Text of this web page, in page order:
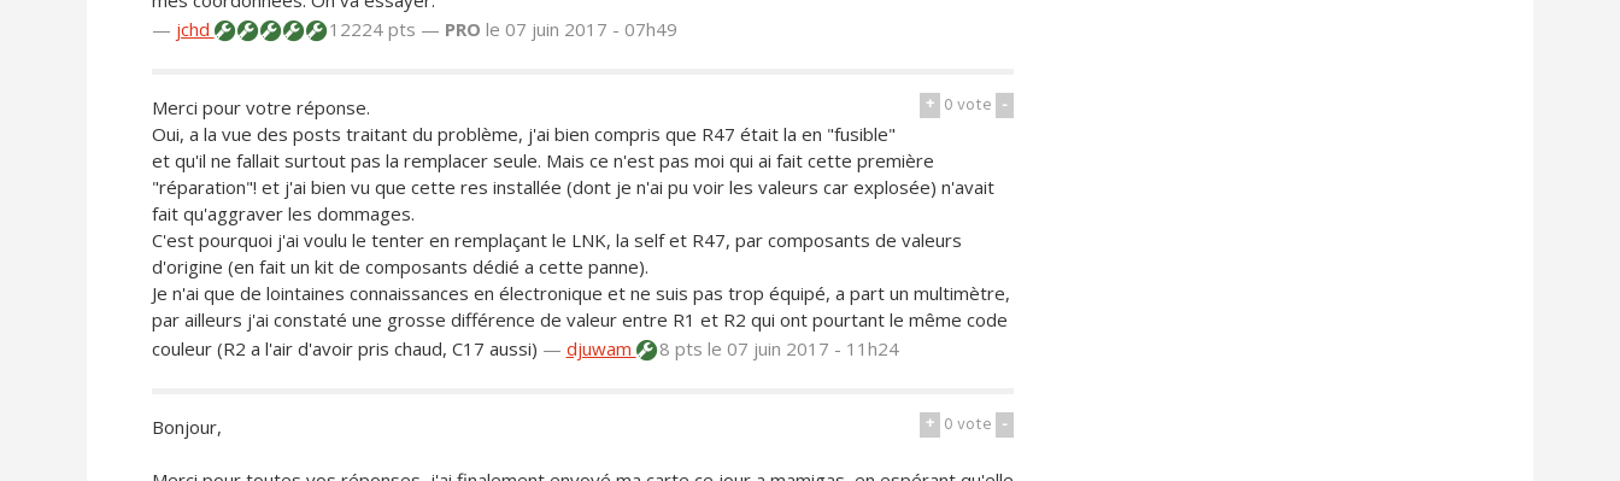
— jchd 12224 pts — PRO le 07 juin 2017 - 07h49
+ 0vote -
Merci pour votre réponse.
Oui, a la vue des posts traitant du problème, j'ai bien compris que R47 était la en "fusible"
et qu'il ne fallait surtout pas la remplacer seule. Mais ce n'est pas moi qui ai fait cette première
"réparation"! et j'ai bien vu que cette res installée (dont je n'ai pu voir les valeurs car explosée) n'avait
fait qu'aggraver les dommages.
C'est pourquoi j'ai voulu le tenter en remplaçant le LNK, la self et R47, par composants de valeurs
d'origine (en fait un kit de composants dédié a cette panne).
Je n'ai que de lointaines connaissances en électronique et ne suis pas trop équipé, a part un multimètre,
par ailleurs j'ai constaté une grosse différence de valeur entre R1 et R2 qui ont pourtant le même code
couleur (R2 a l'air d'avoir pris chaud, C17 aussi) — djuwam 8 pts le 07 juin 2017 - 11h24
+ 0vote -
Bonjour,